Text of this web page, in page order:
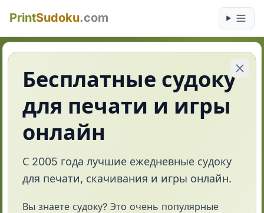
PrintSudoku.com
Бесплатные судоку
для печати и игры
онлайн
С 2005 года лучшие ежедневные судоку
для печати, скачивания и игры онлайн.
Вы знаете судоку? Это очень популярные